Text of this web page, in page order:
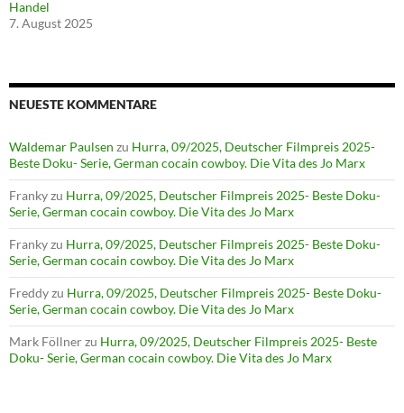
Handel
7. August 2025
NEUESTE KOMMENTARE
Waldemar Paulsen zu Hurra, 09/2025, Deutscher Filmpreis 2025-
Beste Doku- Serie, German cocain cowboy. Die Vita des Jo Marx
Frankyzu Hurra, 09/2025, Deutscher Filmpreis 2025- Beste Doku-
Serie, German cocain cowboy. Die Vita des Jo Marx
Frankyzu Hurra, 09/2025, Deutscher Filmpreis 2025- Beste Doku-
Serie, German cocain cowboy. Die Vita des Jo Marx
Freddyzu Hurra, 09/2025, Deutscher Filmpreis 2025- Beste Doku-
Serie, German cocain cowboy. Die Vita des Jo Marx
Mark Föllnerzu Hurra, 09/2025, Deutscher Filmpreis 2025- Beste
Doku- Serie, German cocain cowboy. Die Vita des Jo Marx